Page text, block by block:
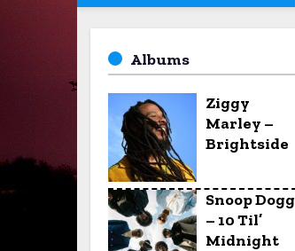
Albums
Ziggy
Marley –
Brightside
Snoop Dogg
– 10 Til’
Midnight